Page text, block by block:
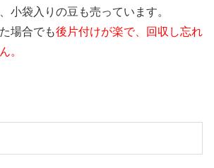
小袋入りの豆も売っています。
場合でも後片付けが楽で、回収し忘れ
。